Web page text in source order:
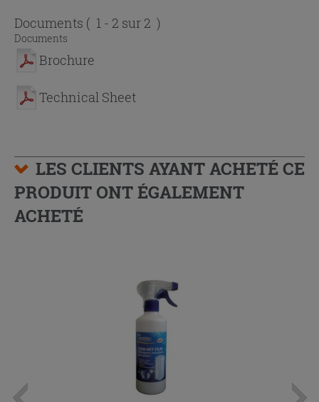
Documents ( 1 - 2 sur 2 )
Documents
Brochure
Technical Sheet
LES CLIENTS AYANT ACHETÉ CE
PRODUIT ONT ÉGALEMENT
ACHETÉ